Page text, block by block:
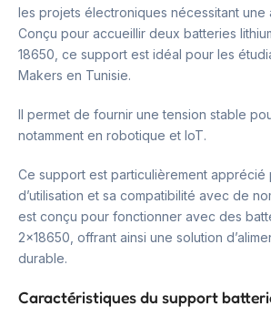
les projets électroniques nécessitant une
Conçu pour accueillir deux batteries
18650, ce support est idéal pour les
Makers en Tunisie.
Il permet de fournir une tension stable
notamment en robotique et IoT.
Ce support est particulièrement apprécié
d’utilisation et sa compatibilité avec de
est conçu pour fonctionner avec des
2×18650, offrant ainsi une solution
durable.
Caractéristiques du support